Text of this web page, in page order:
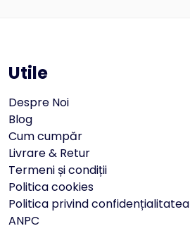
Utile
Despre Noi
Blog
Cum cumpăr
Livrare & Retur
Termeni și condiții
Politica cookies
Politica privind confidențialitatea
ANPC